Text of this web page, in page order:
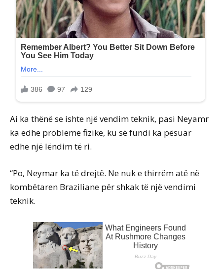
Ai ka thënë se ishte një vendim teknik, pasi Neyamr
ka edhe probleme fizike, ku së fundi ka pësuar
edhe një lëndim të ri.
“Po, Neymar ka të drejtë. Ne nuk e thirrëm atë në
kombëtaren Braziliane për shkak të një vendimi
teknik.